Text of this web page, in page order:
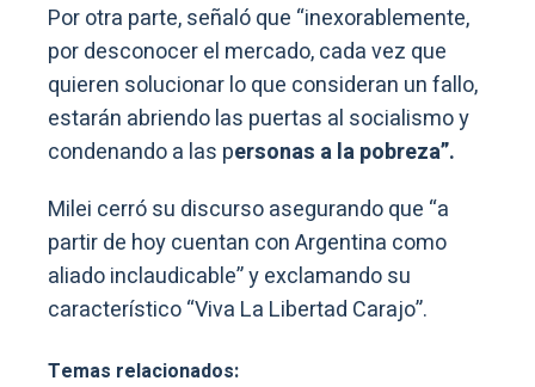
Por otra parte, señaló que “inexorablemente,
por desconocer el mercado, cada vez que
quieren solucionar lo que consideran un fallo,
estarán abriendo las puertas al socialismo y
condenando a las personas a la pobreza”.
Milei cerró su discurso asegurando que “a
partir de hoy cuentan con Argentina como
aliado inclaudicable” y exclamando su
característico “Viva La Libertad Carajo”.
Temas relacionados: